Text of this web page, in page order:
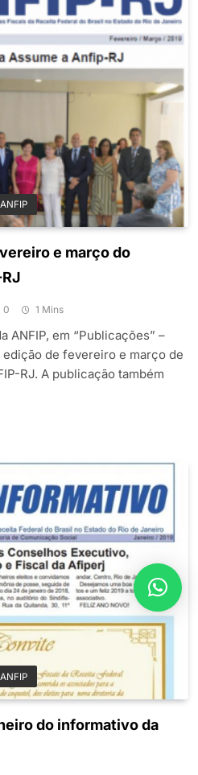
e março do
0 1 Mins
ANFIP, em “Publicações” –
edição de fevereiro e março de
RJ. A publicação também
do informativo da